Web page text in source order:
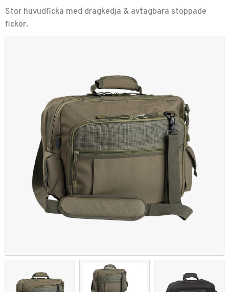
Stor huvudficka med dragkedja & avtagbara stoppade
fickor.